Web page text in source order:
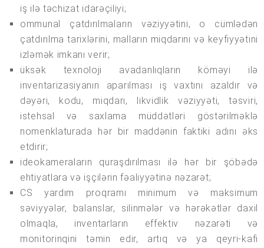
iş ilə təchizat idarəçiliyi;
ommunal çatdırılmaların vəziyyətini, o cümlədən
çatdırılma tarixlərini, malların miqdarını və keyfiyyətini
izləmək imkanı verir;
üksək texnoloji avadanlıqların köməyi ilə
inventarizasiyanın aparılması iş vaxtını azaldır və
dəyəri, kodu, miqdarı, likvidlik vəziyyəti, təsviri,
istehsal və saxlama müddətləri göstərilməklə
nomenklaturada hər bir maddənin faktiki adını əks
etdirir;
ideokameraların quraşdırılması ilə hər bir şöbədə
ehtiyatlara və işçilərin fəaliyyətinə nəzarət;
CS yardım proqramı minimum və maksimum
səviyyələr, balanslar, silinmələr və hərəkətlər daxil
olmaqla, inventarların effektiv nəzarəti və
monitorinqini təmin edir, artıq və ya qeyri-kafi